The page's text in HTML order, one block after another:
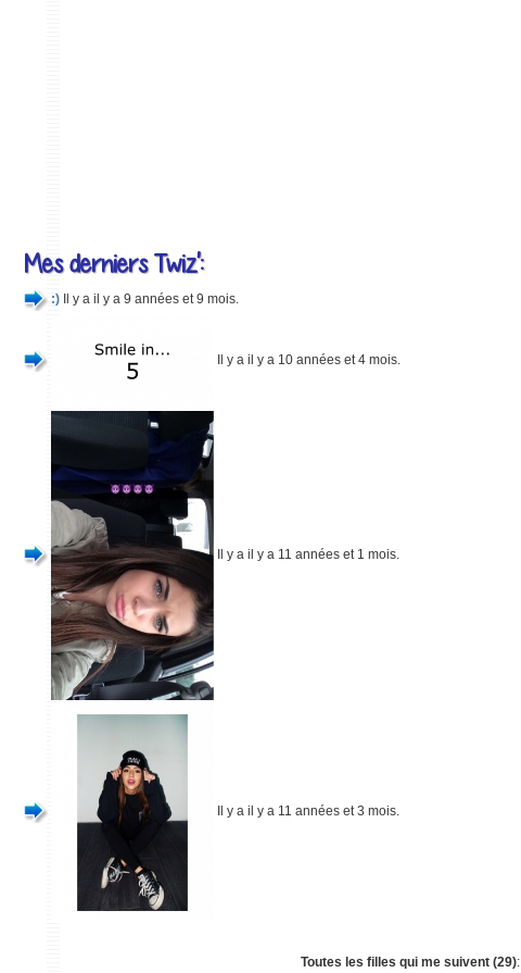
Mes derniers Twiz':
:) Il y a il y a 9 années et 9 mois.
Il y a il y a 10 années et 4 mois.
Il y a il y a 11 années et 1 mois.
Il y a il y a 11 années et 3 mois.
Toutes les filles qui me suivent (29):